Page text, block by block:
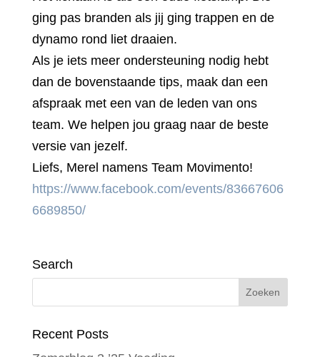
ging pas branden als jij ging trappen en de
dynamo rond liet draaien.
Als je iets meer ondersteuning nodig hebt
dan de bovenstaande tips, maak dan een
afspraak met een van de leden van ons
team. We helpen jou graag naar de beste
versie van jezelf.
Liefs, Merel namens Team Movimento!
https://www.facebook.com/events/83667606
6689850/
Search
Recent Posts